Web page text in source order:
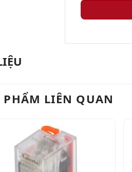
PHẨM LIÊN QUAN